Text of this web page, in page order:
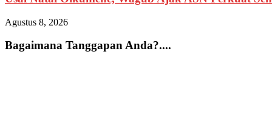
Agustus 8, 2026
Bagaimana Tanggapan Anda?....